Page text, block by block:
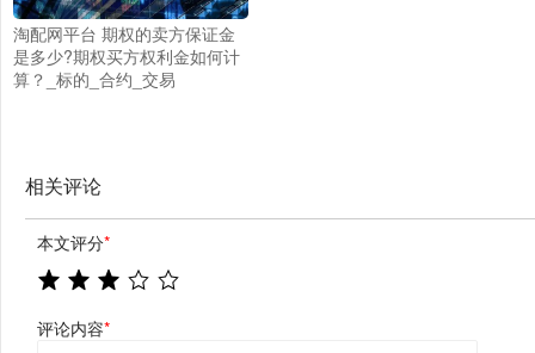
淘配网平台 期权的卖方保证金
是多少?期权买方权利金如何计
算？_标的_合约_交易
相关评论
本文评分*
评论内容*